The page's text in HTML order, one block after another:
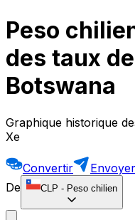
Peso
des taux
Botswana
Graphique historique
Xe
Convertir Envoyer
De
CLP - Peso chilien